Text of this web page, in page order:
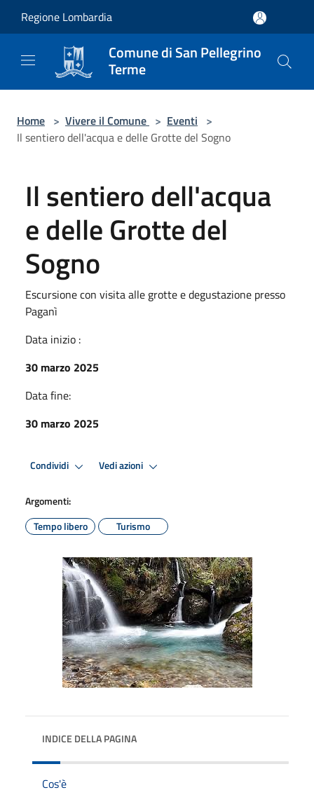
Regione Lombardia
Comune di San Pellegrino
Terme
Home > Vivere il Comune > Eventi >
Il sentiero dell'acqua e delle Grotte del Sogno
Il sentiero dell'acqua
e delle Grotte del
Sogno
Escursione con visita alle grotte e degustazione presso
Paganì
Data inizio :
30 marzo 2025
Data fine:
30 marzo 2025
Condividi Vedi azioni
Argomenti:
Tempo libero
Turismo
INDICE DELLA PAGINA
Cos'è